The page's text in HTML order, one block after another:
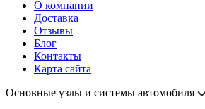
О компании
Доставка
Отзывы
Блог
Контакты
Карта сайта
Основные узлы и системы автомобиля